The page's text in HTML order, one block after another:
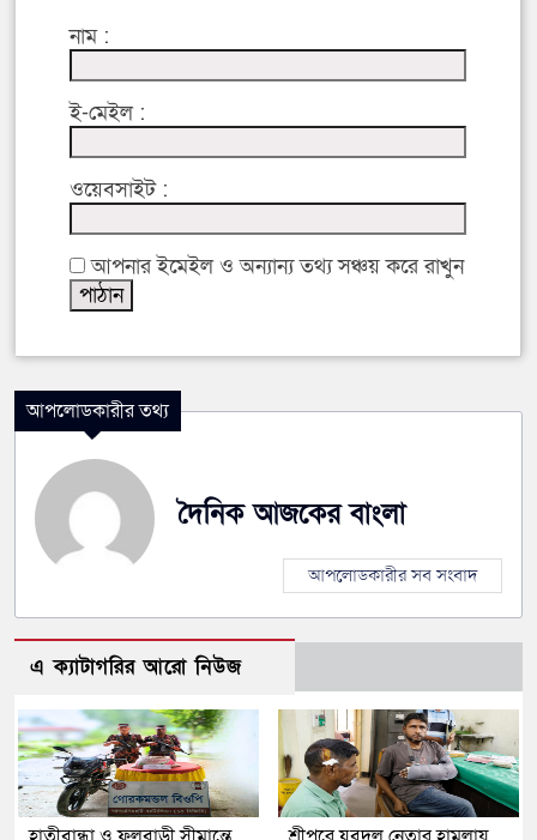
নাম :
ই-মেইল :
ওয়েবসাইট :
আপনার ইমেইল ও অন্যান্য তথ্য সঞ্চয় করে রাখুন
আপলোডকারীর তথ্য
দৈনিক আজকের বাংলা
আপলোডকারীর সব সংবাদ
এ ক্যাটাগরির আরো নিউজ